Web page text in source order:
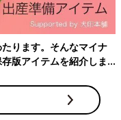
受けることになりま
けた腸閉塞のための
カ月後、ストマの脱腸
ルング病だと、腸に動
ります。そんなマイナ
版アイテムを紹介しま